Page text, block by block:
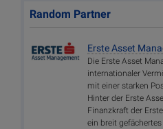
Random Partner
Erste Asset
Die Erste Asset
internationaler
mit einer starken
Hinter der Erste
Finanzkraft der
ein breit